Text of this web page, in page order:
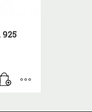
925